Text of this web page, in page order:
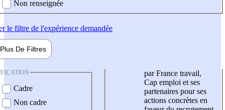
Non renseignée
le filtre de l'expérience demandée
Plus De Filtres
Cadre
Non cadre
par France travail,
Cap emploi et ses
partenaires pour ses
actions concrètes en